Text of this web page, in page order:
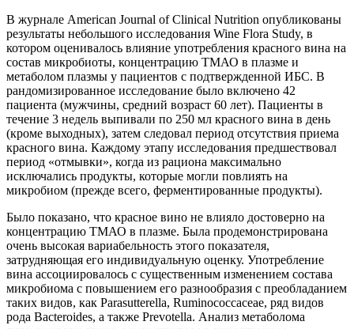
В журнале American Journal of Clinical Nutrition опубликованы
результаты небольшого исследования Wine Flora Study, в
котором оценивалось влияние употребления красного вина на
состав микробиоты, концентрацию ТМАО в плазме и
метаболом плазмы у пациентов с подтвержденной ИБС. В
рандомизированное исследование было включено 42
пациента (мужчины, средний возраст 60 лет). Пациенты в
течение 3 недель выпивали по 250 мл красного вина в день
(кроме выходных), затем следовал период отсутствия приема
красного вина. Каждому этапу исследования предшествовал
период «отмывки», когда из рациона максимально
исключались продукты, которые могли повлиять на
микробиом (прежде всего, ферментированные продукты).
Было показано, что красное вино не влияло достоверно на
концентрацию ТМАО в плазме. Была продемонстрирована
очень высокая вариабельность этого показателя,
затрудняющая его индивидуальную оценку. Употребление
вина ассоциировалось с существенным изменением состава
микробиома c повышением его разнообразия с преобладанием
таких видов, как Parasutterella, Ruminococcaceae, ряд видов
рода Bacteroides, а также Prevotella. Анализ метаболома